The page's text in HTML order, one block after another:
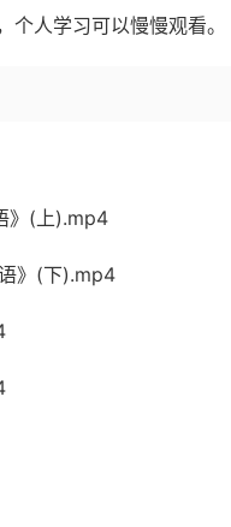
人学习可以慢慢观看。
》(上).mp4
》(下).mp4